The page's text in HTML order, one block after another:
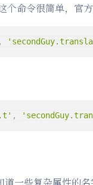
个命令很简单，官
,
,
一些复杂属性的